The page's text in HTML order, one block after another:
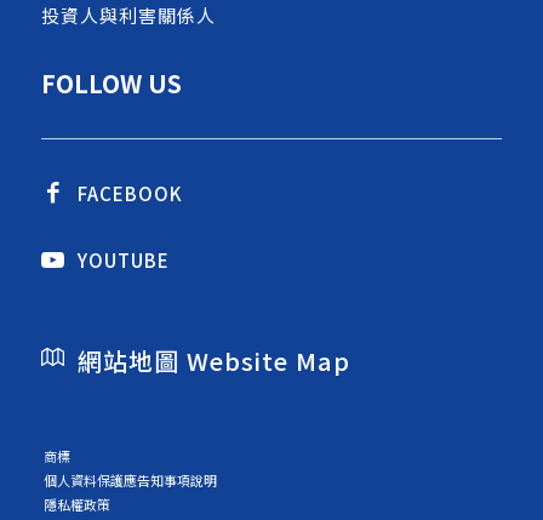
投資人與利害關係人
FOLLOW US
FACEBOOK
YOUTUBE
網站地圖 Website Map
商標
個人資料保護應告知事項說明
隱私權政策